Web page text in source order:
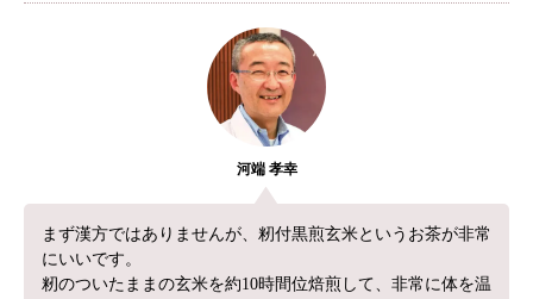
河端 孝幸
まず漢方ではありませんが、籾付黒煎玄米というお茶が非常
にいいです。
籾のついたままの玄米を約10時間位焙煎して、非常に体を温